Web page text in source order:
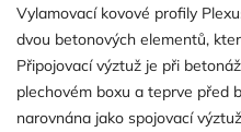
Vylamovací kovové profily
dvou betonových elementů,
Připojovací výztuž je při
plechovém boxu a teprve před
narovnána jako spojovací